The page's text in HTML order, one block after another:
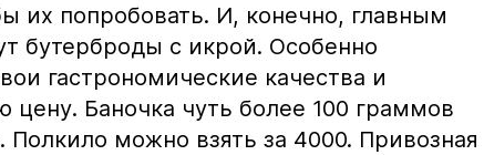
их попробовать. И, конечно, главным
бутерброды с икрой. Особенно
гастрономические качества и
цену. Баночка чуть более 100 граммов
Полкило можно взять за 4000. Привозная